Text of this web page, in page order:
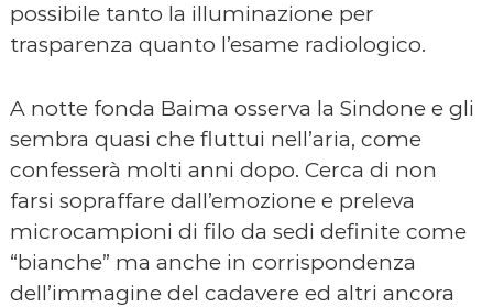
possibile tanto la illuminazione per
trasparenza quanto l’esame radiologico.
A notte fonda Baima osserva la Sindone e gli
sembra quasi che fluttui nell’aria, come
confesserà molti anni dopo. Cerca di non
farsi sopraffare dall’emozione e preleva
microcampioni di filo da sedi definite come
“bianche” ma anche in corrispondenza
dell’immagine del cadavere ed altri ancora